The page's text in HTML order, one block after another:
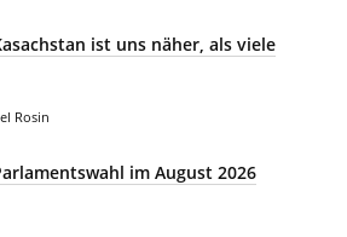
ist uns näher, als viele
Rosin
im August 2026